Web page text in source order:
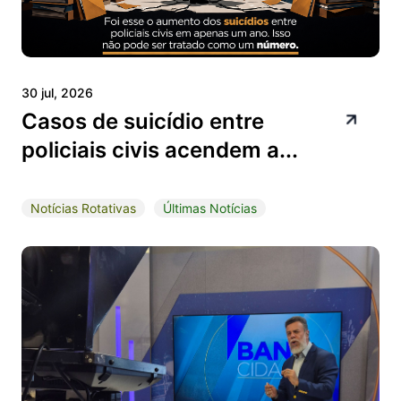
30 jul, 2026
Casos de suicídio entre
policiais civis acendem a...
Notícias Rotativas Últimas Notícias